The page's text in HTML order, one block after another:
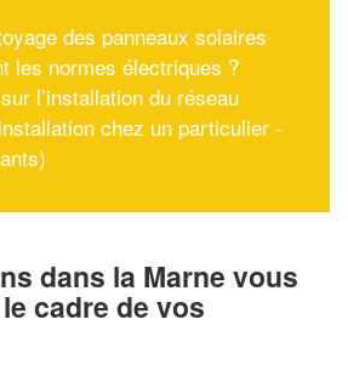
des panneaux solaires
les normes électriques ?
l’installation du réseau
chez un particulier -
dans la Marne vous
cadre de vos